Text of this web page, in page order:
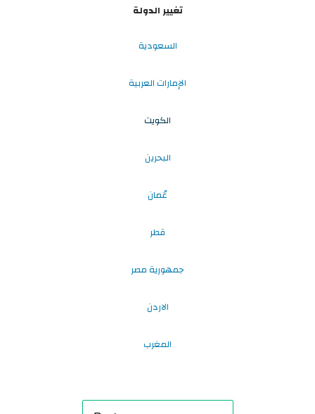
تغيير الدولة
السعودية
الإمارات العربية
الكويت
البحرين
عُمان
قطر
جمهورية مصر
الاردن
المغرب